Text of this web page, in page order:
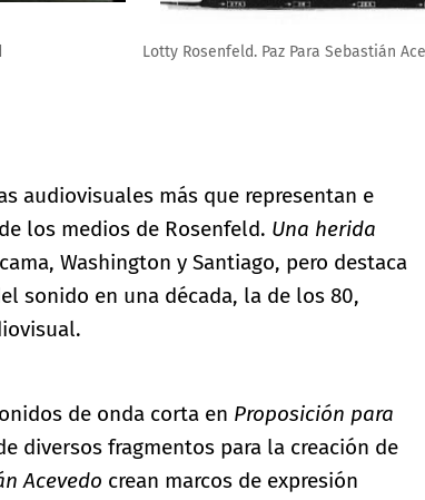
Cortesía Fundación Lotty Rosenfeld
audiovisuales más que representan e
los medios de Rosenfeld. Una herida
Washington y Santiago, pero destaca
sonido en una década, la de los 80,
de onda corta en Proposición para
diversos fragmentos para la creación de
Acevedo crean marcos de expresión